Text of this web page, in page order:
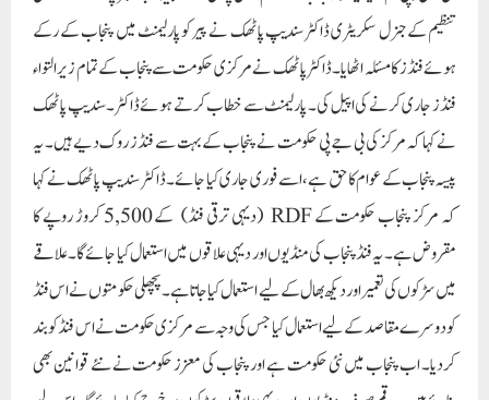
تنظیم کے جنرل سکریٹری ڈاکٹر سندیپ پاٹھک نے پیر کو پارلیمنٹ میں پنجاب کے رکے
ہوئے فنڈز کا مسئلہ اٹھایا۔ ڈاکٹر پاٹھک نے مرکزی حکومت سے پنجاب کے تمام زیر التواء
فنڈز جاری کرنے کی اپیل کی۔ پارلیمنٹ سے خطاب کرتے ہوئے ڈاکٹر۔سندیپ پاٹھک
نے کہا کہ مرکز کی بی جے پی حکومت نے پنجاب کے بہت سے فنڈز روک دیے ہیں۔ یہ
پیسہ پنجاب کے عوام کا حق ہے، اسے فوری جاری کیا جائے۔ ڈاکٹر سندیپ پاٹھک نے کہا
کہ مرکز پنجاب حکومت کے RDF (دیہی ترقی فنڈ) کے 5,500 کروڑ روپے کا
مقروض ہے۔ یہ فنڈ پنجاب کی منڈیوں اور دیہی علاقوں میں استعمال کیا جائے گا۔علاقے
میں سڑکوں کی تعمیر اور دیکھ بھال کے لیے استعمال کیا جاتا ہے۔ پچھلی حکومتوں نے اس فنڈ
کو دوسرے مقاصد کے لیے استعمال کیا جس کی وجہ سے مرکزی حکومت نے اس فنڈ کو بند
کردیا۔ اب پنجاب میں نئی حکومت ہے اور پنجاب کی معزز حکومت نے نئے قوانین بھی